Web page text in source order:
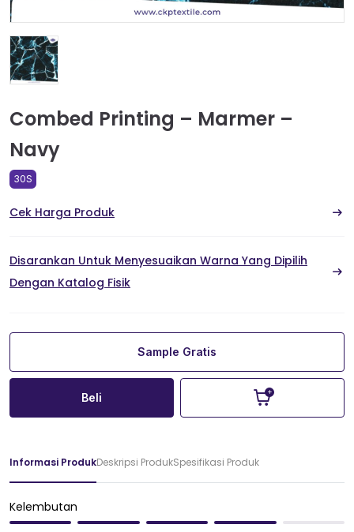
Combed Printing – Marmer –
Navy
30S
Cek Harga Produk
Disarankan Untuk Menyesuaikan Warna Yang Dipilih
Dengan Katalog Fisik
Sample Gratis
Beli
Informasi ProdukDeskripsi ProdukSpesifikasi Produk
Kelembutan